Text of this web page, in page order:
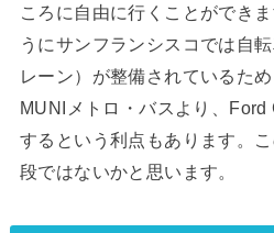
ころに自由に行くことができ
うにサンフランシスコでは自
レーン）が整備されているた
MUNIメトロ・バスより、
するという利点もあります。
段ではないかと思います。